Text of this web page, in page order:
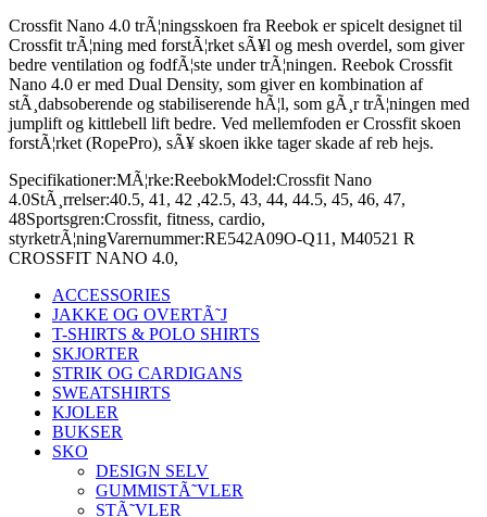
Crossfit Nano 4.0 trÃ¦ningsskoen fra Reebok er spicelt designet til
Crossfit trÃ¦ning med forstÃ¦rket sÃ¥l og mesh overdel, som giver
bedre ventilation og fodfÃ¦ste under trÃ¦ningen. Reebok Crossfit
Nano 4.0 er med Dual Density, som giver en kombination af
stÃ¸dabsoberende og stabiliserende hÃ¦l, som gÃ¸r trÃ¦ningen med
jumplift og kittlebell lift bedre. Ved mellemfoden er Crossfit skoen
forstÃ¦rket (RopePro), sÃ¥ skoen ikke tager skade af reb hejs.
Specifikationer:MÃ¦rke:ReebokModel:Crossfit Nano
4.0StÃ¸rrelser:40.5, 41, 42 ,42.5, 43, 44, 44.5, 45, 46, 47,
48Sportsgren:Crossfit, fitness, cardio,
styrketrÃ¦ningVarernummer:RE542A09O-Q11, M40521 R
CROSSFIT NANO 4.0,
ACCESSORIES
JAKKE OG OVERTÃ˜J
T-SHIRTS & POLO SHIRTS
SKJORTER
STRIK OG CARDIGANS
SWEATSHIRTS
KJOLER
BUKSER
SKO
DESIGN SELV
GUMMISTÃ˜VLER
STÃ˜VLER